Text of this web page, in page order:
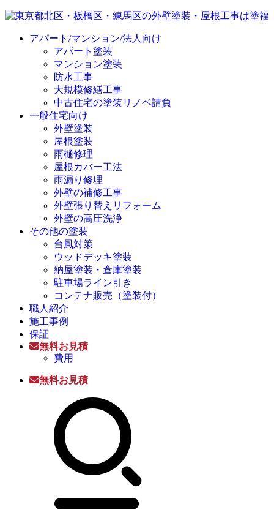
アパート/マンション/法人向け
アパート塗装
マンション塗装
防水工事
大規模修繕工事
中古住宅の塗装リノベ請負
一般住宅向け
外壁塗装
屋根塗装
雨樋修理
屋根カバー工法
雨漏り修理
外壁の補修工事
外壁張り替えリフォーム
外壁の高圧洗浄
その他の塗装
台風対策
ウッドデッキ塗装
納屋塗装・倉庫塗装
駐車場ライン引き
コンテナ販売（塗装付）
職人紹介
施工事例
保証
無料お見積
費用
無料お見積